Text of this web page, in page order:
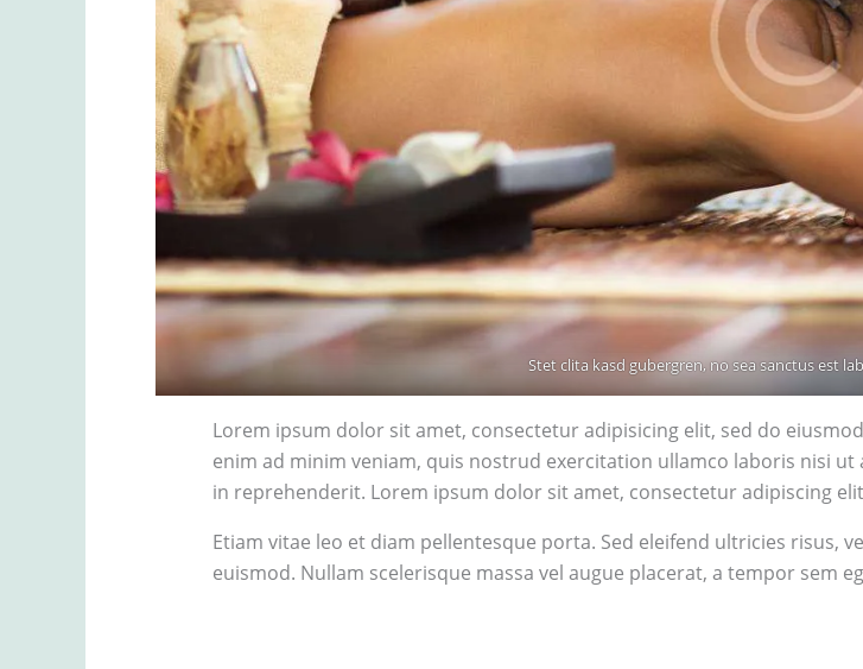
Stet clita kasd gubergren, no sea sanctus est
Lorem ipsum dolor sit amet, consectetur adipisicing elit, sed do
enim ad minim veniam, quis nostrud exercitation ullamco laboris nisi
in reprehenderit. Lorem ipsum dolor sit amet, consectetur adipiscing
Etiam vitae leo et diam pellentesque porta. Sed eleifend ultricies risus,
euismod. Nullam scelerisque massa vel augue placerat, a tempor sem